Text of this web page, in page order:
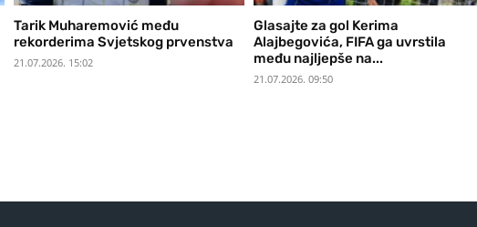
Tarik Muharemović među
rekorderima Svjetskog prvenstva
21.07.2026. 15:02
Glasajte za gol Kerima
Alajbegovića, FIFA ga uvrstila
među najljepše na...
21.07.2026. 09:50